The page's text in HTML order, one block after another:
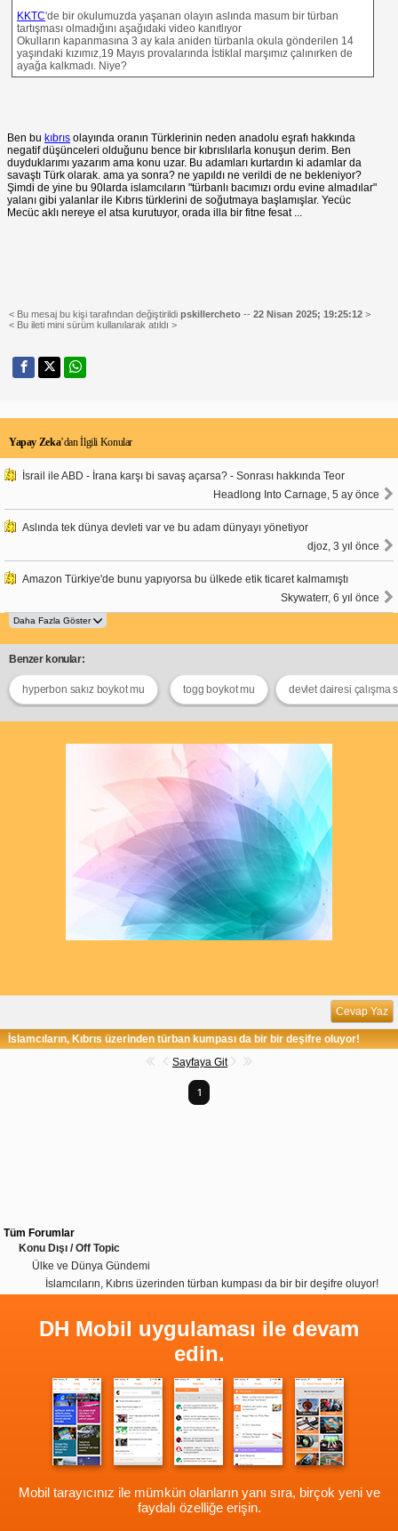
KKTC'de bir okulumuzda yaşanan olayın aslında masum bir türban
tartışması olmadığını aşağıdaki video kanıtlıyor
Okulların kapanmasına 3 ay kala aniden türbanla okula gönderilen 14
yaşındaki kızımız,19 Mayıs provalarında İstiklal marşımız çalınırken de
ayağa kalkmadı. Niye?
Ben bu kıbrıs olayında oranın Türklerinin neden anadolu eşrafı hakkında
negatif düşünceleri olduğunu bence bir kıbrıslılarla konuşun derim. Ben
duyduklarımı yazarım ama konu uzar. Bu adamları kurtardın ki adamlar da
savaştı Türk olarak. ama ya sonra? ne yapıldı ne verildi de ne bekleniyor?
Şimdi de yine bu 90larda islamcıların "türbanlı bacımızı ordu evine almadılar"
yalanı gibi yalanlar ile Kıbrıs türklerini de soğutmaya başlamışlar. Yecüc
Mecüc aklı nereye el atsa kurutuyor, orada illa bir fitne fesat ...
< Bu mesaj bu kişi tarafından değiştirildi pskillercheto -- 22 Nisan 2025; 19:25:12 >
< Bu ileti mini sürüm kullanılarak atıldı >
Yapay Zeka’dan İlgili Konular
İsrail ile ABD - İrana karşı bi savaş açarsa? - Sonrası hakkında Teor
Headlong Into Carnage, 5 ay önce
Aslında tek dünya devleti var ve bu adam dünyayı yönetiyor
djoz, 3 yıl önce
Amazon Türkiye'de bunu yapıyorsa bu ülkede etik ticaret kalmamıştı
Skywaterr, 6 yıl önce
Benzer konular:
hyperbon sakız boykot mu togg boykot mu devlet dairesi çalışma
Cevap Yaz
İslamcıların, Kıbrıs üzerinden türban kumpası da bir bir deşifre oluyor!
Sayfaya Git
1
Tüm Forumlar
Konu Dışı / Off Topic
Ülke ve Dünya Gündemi
İslamcıların, Kıbrıs üzerinden türban kumpası da bir bir deşifre oluyor!
DH Mobil uygulaması ile devam
edin.
Mobil tarayıcınız ile mümkün olanların yanı sıra, birçok yeni ve
faydalı özelliğe erişin.